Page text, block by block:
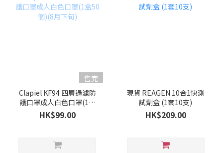
售完
Clapiel KF94 四層過濾防
護口罩成人白色口罩(1盒
50個)(8月下旬)
HK$99.00
現貨 REAGEN 10合1快測
試劑盒 (1套10支)
HK$209.00